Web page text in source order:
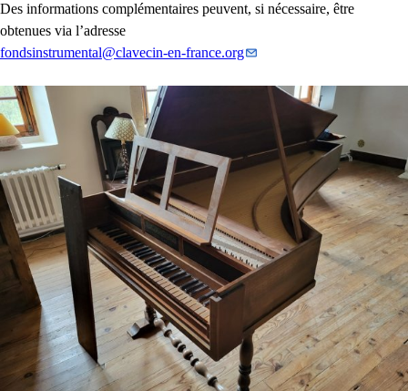
Des informations complémentaires peuvent, si nécessaire, être
obtenues via l’adresse
fondsinstrumental@clavecin-en-france.org